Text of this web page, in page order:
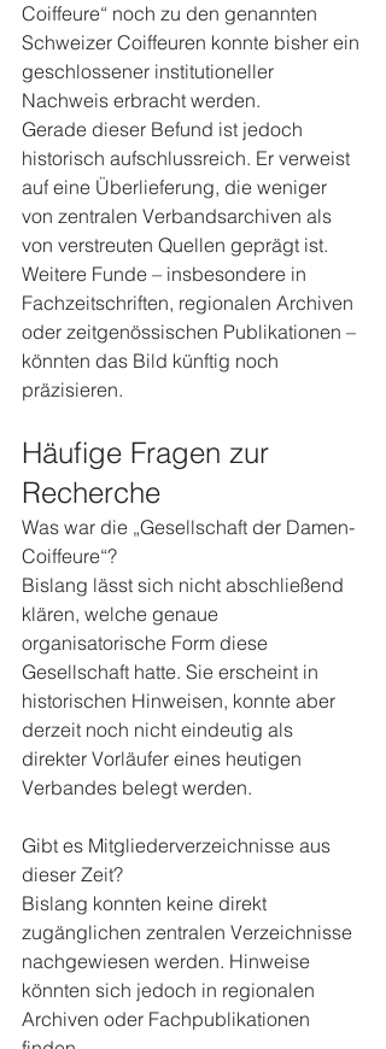
Coiffeure“ noch zu den genannten
Schweizer Coiffeuren konnte bisher ein
geschlossener institutioneller
Nachweis erbracht werden.
Gerade dieser Befund ist jedoch
historisch aufschlussreich. Er verweist
auf eine Überlieferung, die weniger
von zentralen Verbandsarchiven als
von verstreuten Quellen geprägt ist.
Weitere Funde – insbesondere in
Fachzeitschriften, regionalen Archiven
oder zeitgenössischen Publikationen –
könnten das Bild künftig noch
präzisieren.
Häufige Fragen zur
Recherche
Was war die „Gesellschaft der Damen-
Coiffeure“?
Bislang lässt sich nicht abschließend
klären, welche genaue
organisatorische Form diese
Gesellschaft hatte. Sie erscheint in
historischen Hinweisen, konnte aber
derzeit noch nicht eindeutig als
direkter Vorläufer eines heutigen
Verbandes belegt werden.
Gibt es Mitgliederverzeichnisse aus
dieser Zeit?
Bislang konnten keine direkt
zugänglichen zentralen Verzeichnisse
nachgewiesen werden. Hinweise
könnten sich jedoch in regionalen
Archiven oder Fachpublikationen